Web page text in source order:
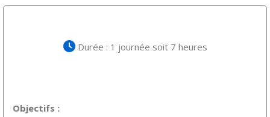
Durée : 1 journée soit 7 heures
Objectifs :